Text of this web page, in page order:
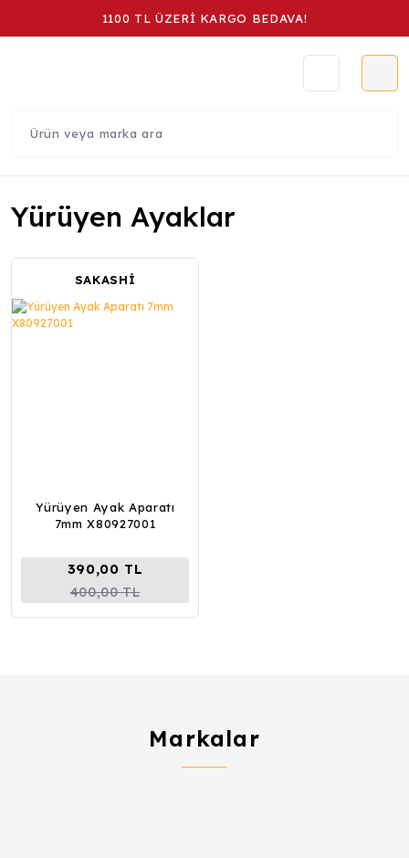
1100 TL ÜZERİ KARGO BEDAVA!
Yürüyen Ayaklar
SAKASHİ
Yürüyen Ayak Aparatı
7mm X80927001
390,00 TL
400,00 TL
Markalar